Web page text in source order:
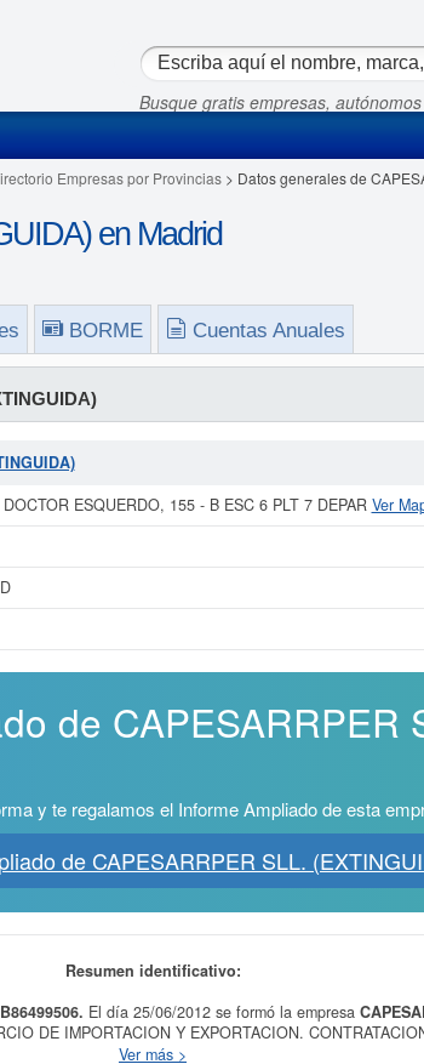
Busque gratis empresas,
Empresas por Provincias> Datos generales de
en Madrid
BORME Cuentas Anuales
ESQUERDO, 155 - B ESC 6 PLT 7 DEPAR Ver
de CAPESARRPER
y te regalamos el Informe Ampliado de esta
de CAPESARRPER SLL.
Resumen identificativo:
El día 25/06/2012 se formó la empresa
DE IMPORTACION Y EXPORTACION.
Está dentro de la categoría CNAE 5223 -
Ver más >